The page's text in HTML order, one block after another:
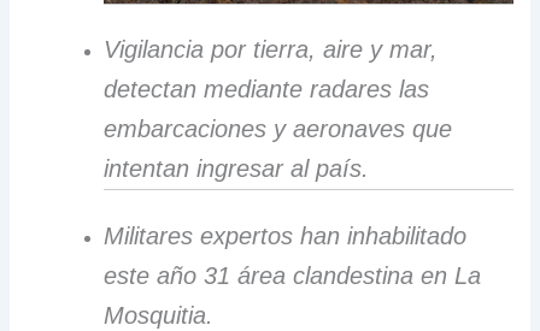
Vigilancia por tierra, aire y mar,
detectan mediante radares las
embarcaciones y aeronaves que
intentan ingresar al país.
Militares expertos han inhabilitado
este año 31 área clandestina en La
Mosquitia.